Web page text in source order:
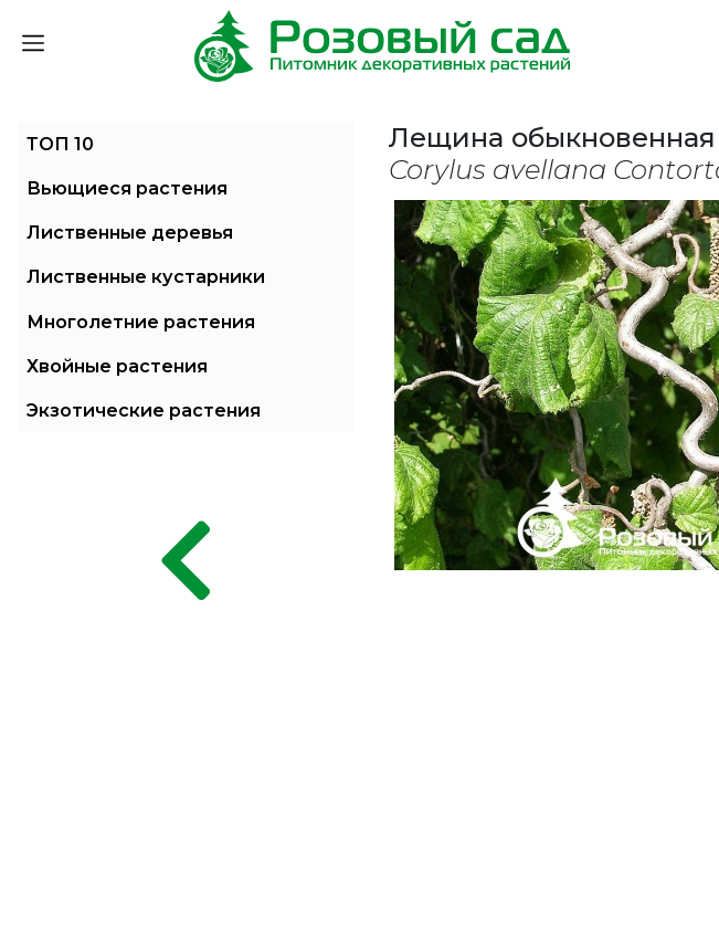
ТОП 10
Вьющиеся растения
Лиственные деревья
Лиственные кустарники
Многолетние растения
Хвойные растения
Экзотические растения
Лещина обыкновенная
Corylus avellana